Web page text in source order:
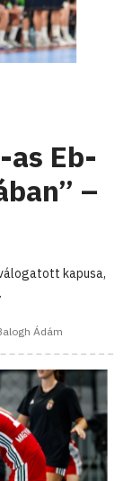
as Eb-
–
kapusa,
Ádám